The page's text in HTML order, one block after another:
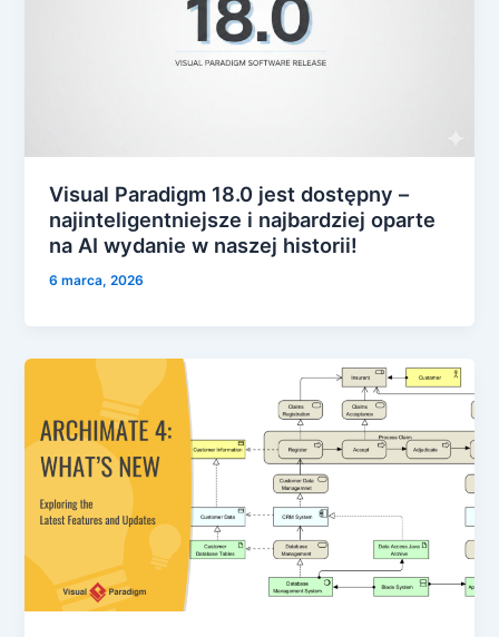
Visual Paradigm 18.0 jest dostępny –
najinteligentniejsze i najbardziej oparte
na AI wydanie w naszej historii!
6 marca, 2026